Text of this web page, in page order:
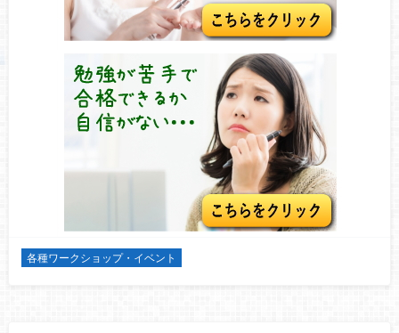
各種ワークショップ・イベント